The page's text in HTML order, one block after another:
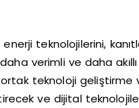
teknolojilerini,
verimli ve daha
teknoloji
ve dijital